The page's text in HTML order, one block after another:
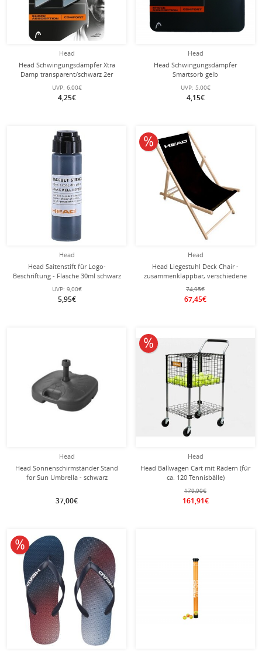
Head
Head Schwingungsdämpfer Xtra
Damp transparent/schwarz 2er
UVP: 6,00€
4,25€
Head
Head Schwingungsdämpfer
Smartsorb gelb
UVP: 5,00€
4,15€
Head
Head Saitenstift für Logo-
Beschriftung - Flasche 30ml schwarz
UVP: 9,00€
5,95€
Head
Head Liegestuhl Deck Chair -
zusammenklappbar, verschiedene
Sitzhöhen - schwarz
74,95€
67,45€
10% reduziert
Head
Head Sonnenschirmständer Stand
for Sun Umbrella - schwarz
37,00€
Head
Head Ballwagen Cart mit Rädern (für
ca. 120 Tennisbälle)
179,90€
161,91€
10% reduziert
10% reduziert